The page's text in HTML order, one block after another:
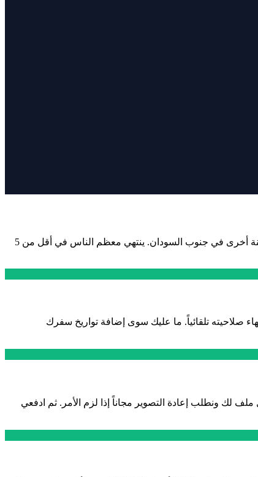
فقط 3 خطوات سهلة، كلها عبر الإنترنت، مع مسح ذكي لجواز السفر. يمكنك تقديم الطلب من جوبا أو واو أو ملكال أو ياي أو أويل أو بور أو أي مدينة أخرى في جنوب السودان. ينتهي معظم الناس في أقل من 5
صلاحيته تلقائياً. ما عليك سوى إضافة تواريخ سفرك
ونطلب إعادة التصوير مجاناً إذا لزم الأمر. ثم ادفعي